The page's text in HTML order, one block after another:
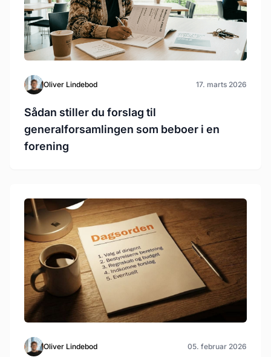
Oliver Lindebod 17. marts 2026
Sådan stiller du forslag til
generalforsamlingen som beboer i en
forening
Oliver Lindebod 05. februar 2026